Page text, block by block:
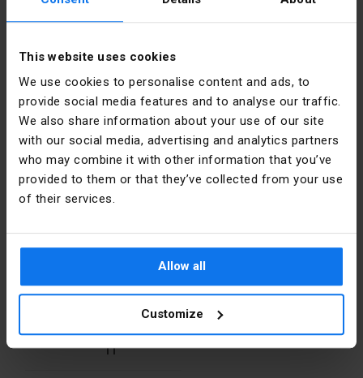
This website uses cookies
We use cookies to personalise content and ads, to
provide social media features and to analyse our traffic.
We also share information about your use of our site
with our social media, advertising and analytics partners
who may combine it with other information that you’ve
provided to them or that they’ve collected from your use
of their services.
Allow all
Customize
[mm]
Ilość źródeł
Rodzaj Wewnętrzne
Rodzina DOWNLIGHT
Dane producenta
Producent
Nowodvorski
Lighting
Adres
42-202
Bojemskiego
11